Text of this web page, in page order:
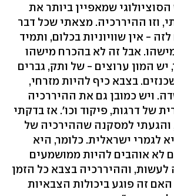
שמאפיין ביותר את
וזו ההיררכיה. מצאתי שכל דבר
- אין שוויוניות בכלום, ותמיד
אבל זה לא בהכרח מישהו
יש המון ערוצים - של ותק, גברים
בצבא כיף להיות מזרחי,
ויש כמובן גם את ההיררכיה
של דרגות, פיקוד וכו'. אז בדקתי
למסקנה שההירכיה של
לגמרי ישראלית. כלומר, היא
לא אוהבים להיות ממושמעים
וההיררכיה בצבא כל הזמן
זה פוגע ביכולות הצבאיות